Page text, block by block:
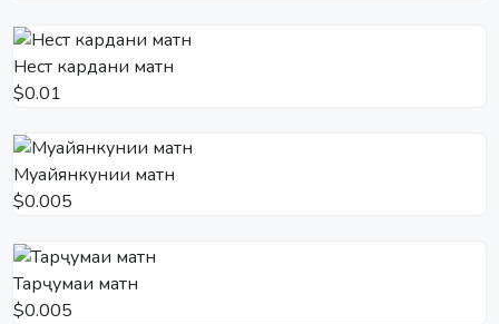
Нест кардани матн
$0.01
Муайянкунии матн
$0.005
Тарҷумаи матн
$0.005